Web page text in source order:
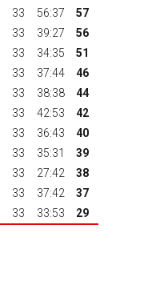
33 56:37
57
33 39:27
56
33 34:35
51
33 37:44
46
33 38:38
44
33 42:53
42
33 36:43
40
33 35:31
39
33 27:42
38
33 37:42
37
33 33:53 29